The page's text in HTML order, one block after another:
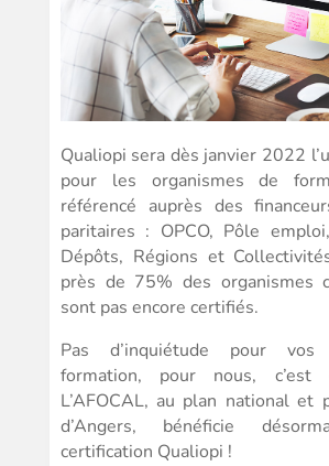
Qualiopi sera dès janvier 2022
pour les organismes de
référencé auprès des
paritaires : OPCO, Pôle
Dépôts, Régions et
près de 75% des organismes
sont pas encore certifiés.
Pas d’inquiétude pour
formation, pour nous, c’est
L’AFOCAL, au plan national et
d’Angers, bénéficie
certification Qualiopi !